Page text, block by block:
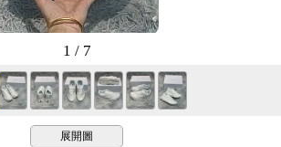
1 / 7
展開圖